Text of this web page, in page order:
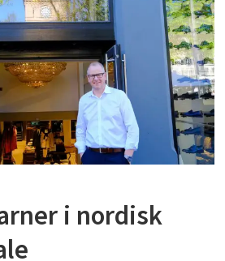
i nordisk